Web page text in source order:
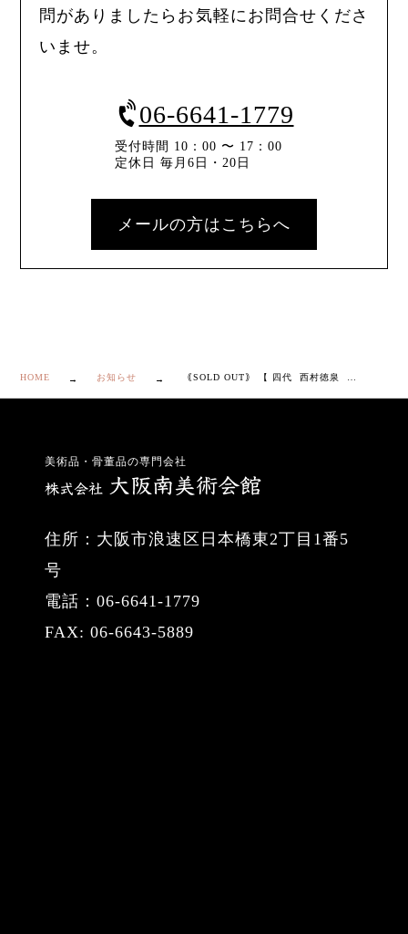
問がありましたらお気軽にお問合せくださ
いませ。
06-6641-1779
受付時間 10：00 〜 17：00
定休日 毎月6日・20日
メールの方はこちらへ
HOME お知らせ
美術品・骨董品の専門会社
住所：大阪市浪速区日本橋東2丁目1番5
号
電話：06-6641-1779
FAX: 06-6643-5889